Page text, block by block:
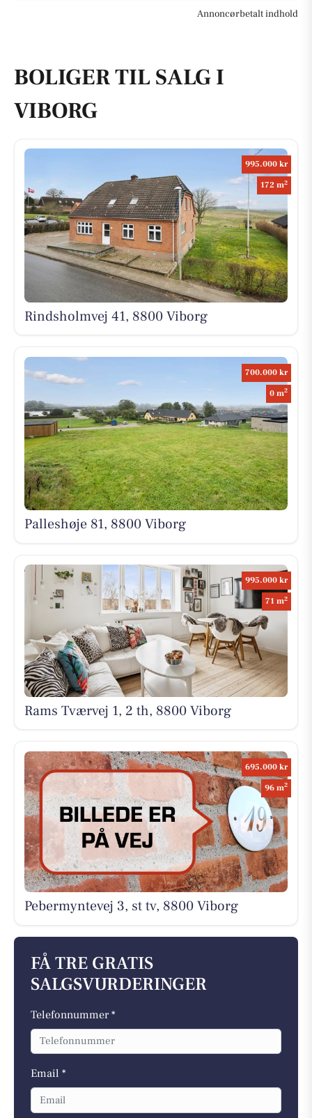
Annoncørbetalt indhold
BOLIGER TIL SALG I
VIBORG
995.000 kr
172 m2
Rindsholmvej 41, 8800 Viborg
700.000 kr
0 m2
Palleshøje 81, 8800 Viborg
995.000 kr
71 m2
Rams Tværvej 1, 2 th, 8800 Viborg
695.000 kr
96 m2
Pebermyntevej 3, st tv, 8800 Viborg
FÅ TRE GRATIS
SALGSVURDERINGER
Telefonnummer *
Email *